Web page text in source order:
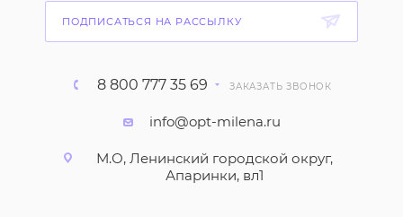
ПОДПИСАТЬСЯ НА РАССЫЛКУ
8 800 777 35 69 ЗАКАЗАТЬ ЗВОНОК
info@opt-milena.ru
М.О, Ленинский городской округ,
Апаринки, вл1